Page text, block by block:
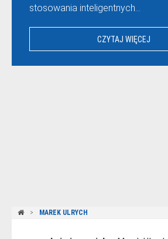
stosowania inteligentnych…
CZYTAJ WIĘCEJ
MAREK ULRYCH